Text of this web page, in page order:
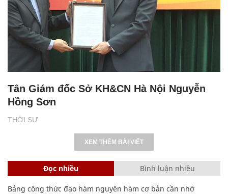
THỜI SỰ
Tân Giám đốc Sở KH&CN Hà Nội Nguyễn
Hồng Sơn
XEM THÊM BÀI VIẾT
Đọc nhiều Bình luận nhiều
Bảng công thức đạo hàm nguyên hàm cơ bản cần nhớ